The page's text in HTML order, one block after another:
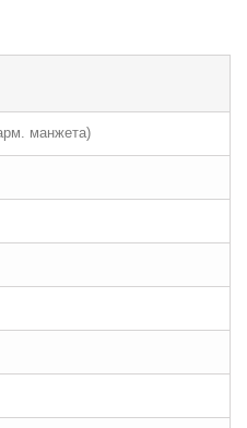
манжета)